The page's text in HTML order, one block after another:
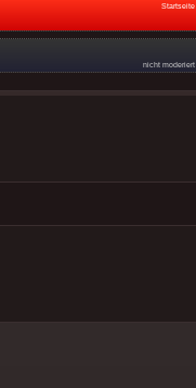
Startseite
nicht moderiert